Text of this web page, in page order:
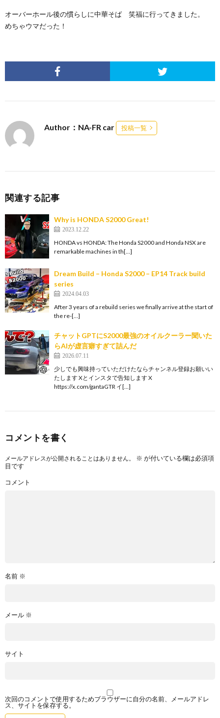
オーバーホール後の慣らしに中華そば 笑福に行ってきました。
めちゃウマだった！
Author：NA-FR car 投稿一覧
関連する記事
Why is HONDA S2000 Great!
2023.12.22
HONDA vs HONDA: The Honda S2000 and Honda NSX are
remarkable machines in th[…]
Dream Build – Honda S2000 – EP14 Track build
series
2024.04.03
After 3 years of a rebuild series we finally arrive at the start of
the re-[…]
チャットGPTにS2000最強のオイルクーラー聞いた
らAIが虚言癖すぎて詰んだ
2026.07.11
少しでも興味持っていただけたならチャンネル登録お願いい
たします Xとインスタで告知します X
https://x.com/gantaGTR イ[…]
コメントを書く
メールアドレスが公開されることはありません。 ※ が付いている欄は必須項
目です
コメント
名前 ※
メール ※
サイト
次回のコメントで使用するためブラウザーに自分の名前、メールアドレ
ス、サイトを保存する。